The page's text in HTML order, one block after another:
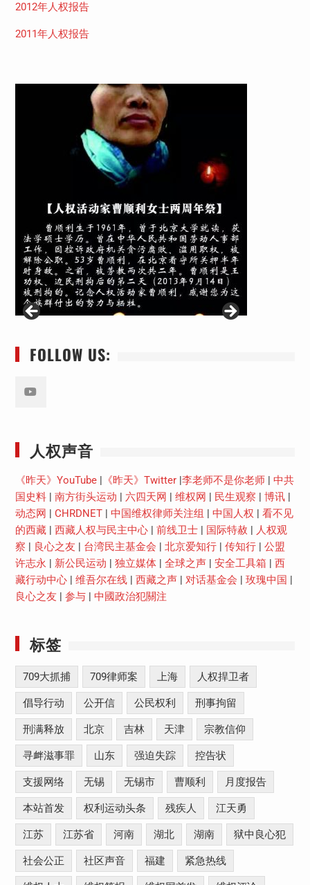
2012年人权报告
2011年人权报告
FOLLOW US:
人权声音
《昨天》YouTube| 《昨天》Twitter| 李老师不是你老师| 中共
国史料| 南方街头运动 六四天网 维权网 民生观察 博讯|
动态网
CHRDNET| 中国维权律师关注组 中国人权
看不见
的西藏| 西藏人权与民主中心| 前线卫士| 国际特赦
人权观
察
良心之友 台湾民主基金会 北京爱知行| 传知行| 公盟
许志永
新公民运动 独立媒体| 全球之声| 安全工具箱
西
藏行动中心| 维吾尔在线| 西藏之声| 对话基金会 玫瑰中国
良心之友
参与| 中國政治犯關注
标签
709大抓捕 709律师案 上海 人权捍卫者
倡导行动 公开信 公民权利 刑事拘留
刑满释放 北京 吉林 天津 宗教信仰
寻衅滋事罪 山东 强迫失踪 控告状
支援网络 无锡 无锡市 曹顺利 月度报告
本站首发 权利运动头条 残疾人 江天勇
江苏 江苏省 河南 湖北 湖南 狱中良心犯
社会公正 社区声音 福建 紧急热线